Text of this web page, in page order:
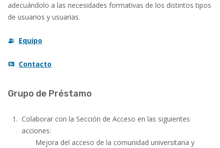
adecuándolo a las necesidades formativas de los distintos tipos
de usuarios y usuarias.
Equipo
Contacto
Grupo de Préstamo
Colaborar con la Sección de Acceso en las siguientes
acciones:
Mejora del acceso de la comunidad universitaria y